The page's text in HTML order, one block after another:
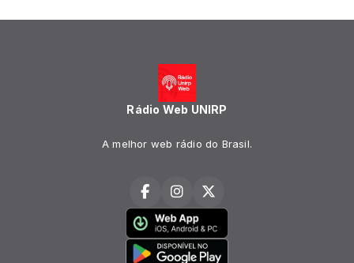
Rádio Web UNIRP
A melhor web rádio do Brasil.